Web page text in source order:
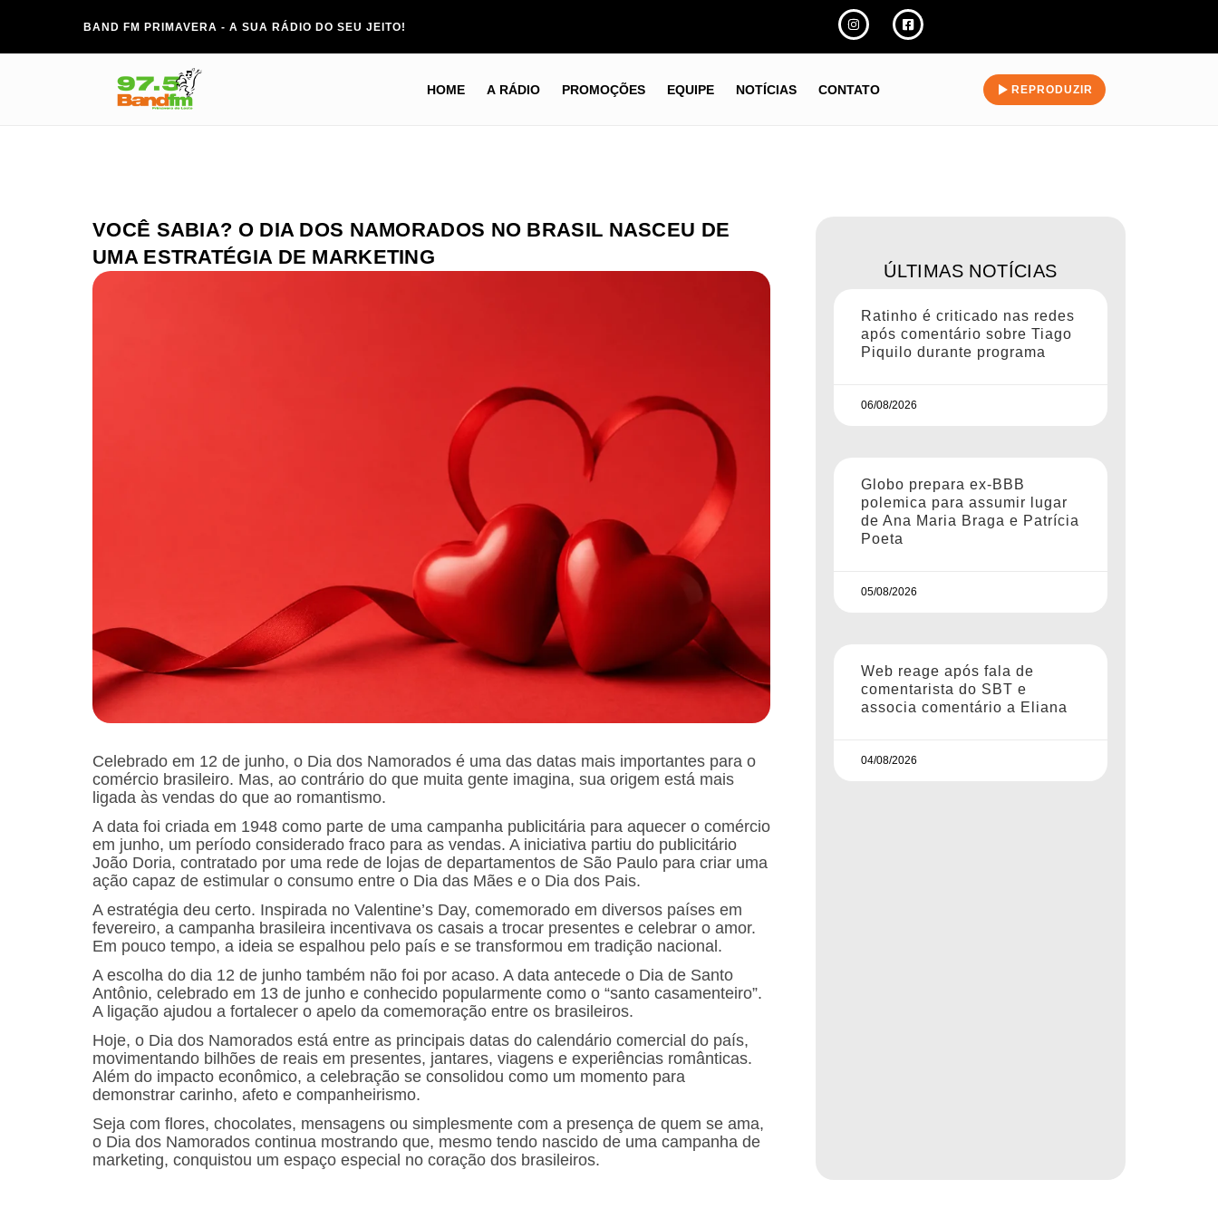
BAND FM PRIMAVERA - A SUA RÁDIO DO SEU JEITO!
HOME A RÁDIO PROMOÇÕES EQUIPE NOTÍCIAS CONTATO REPRODUZIR
VOCÊ SABIA? O DIA DOS NAMORADOS NO BRASIL NASCEU DE
UMA ESTRATÉGIA DE MARKETING
Celebrado em 12 de junho, o Dia dos Namorados é uma das datas mais importantes para o
comércio brasileiro. Mas, ao contrário do que muita gente imagina, sua origem está mais
ligada às vendas do que ao romantismo.
A data foi criada em 1948 como parte de uma campanha publicitária para aquecer o comércio
em junho, um período considerado fraco para as vendas. A iniciativa partiu do publicitário
João Doria, contratado por uma rede de lojas de departamentos de São Paulo para criar uma
ação capaz de estimular o consumo entre o Dia das Mães e o Dia dos Pais.
A estratégia deu certo. Inspirada no Valentine’s Day, comemorado em diversos países em
fevereiro, a campanha brasileira incentivava os casais a trocar presentes e celebrar o amor.
Em pouco tempo, a ideia se espalhou pelo país e se transformou em tradição nacional.
A escolha do dia 12 de junho também não foi por acaso. A data antecede o Dia de Santo
Antônio, celebrado em 13 de junho e conhecido popularmente como o “santo casamenteiro”.
A ligação ajudou a fortalecer o apelo da comemoração entre os brasileiros.
Hoje, o Dia dos Namorados está entre as principais datas do calendário comercial do país,
movimentando bilhões de reais em presentes, jantares, viagens e experiências românticas.
Além do impacto econômico, a celebração se consolidou como um momento para
demonstrar carinho, afeto e companheirismo.
Seja com flores, chocolates, mensagens ou simplesmente com a presença de quem se ama,
o Dia dos Namorados continua mostrando que, mesmo tendo nascido de uma campanha de
marketing, conquistou um espaço especial no coração dos brasileiros.
ÚLTIMAS NOTÍCIAS
Ratinho é criticado nas redes
após comentário sobre Tiago
Piquilo durante programa
06/08/2026
Globo prepara ex-BBB
polemica para assumir lugar
de Ana Maria Braga e Patrícia
Poeta
05/08/2026
Web reage após fala de
comentarista do SBT e
associa comentário a Eliana
04/08/2026